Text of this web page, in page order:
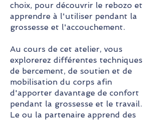
choix, pour découvrir le rebozo et
apprendre à l'utiliser pendant la
grossesse et l'accouchement.
Au cours de cet atelier, vous
explorerez différentes techniques
de bercement, de soutien et de
mobilisation du corps afin
d'apporter davantage de confort
pendant la grossesse et le travail.
Le ou la partenaire apprend des